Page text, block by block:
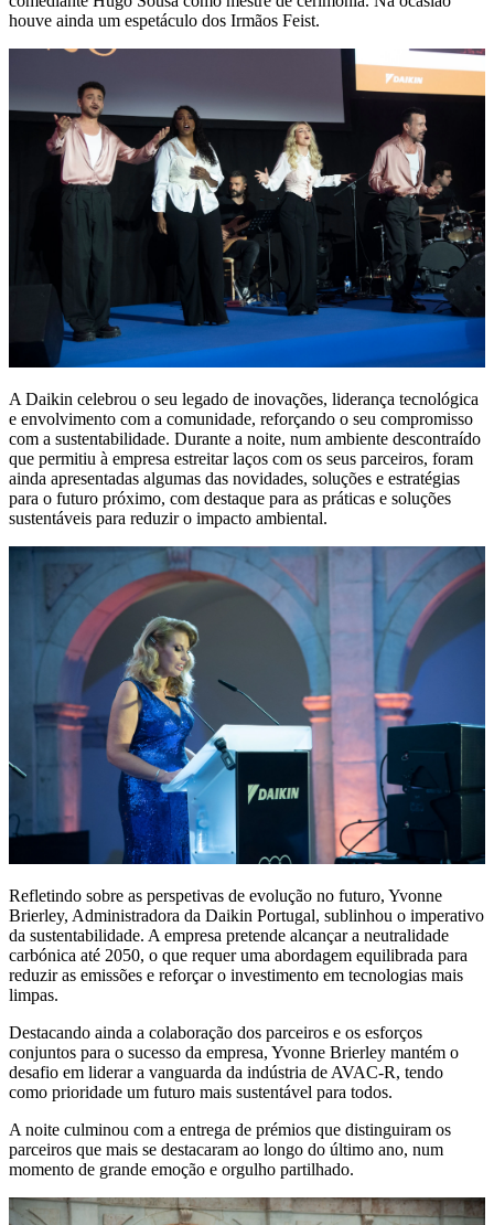
houve ainda um espetáculo dos Irmãos Feist.
A Daikin celebrou o seu legado de inovações, liderança tecnológica
e envolvimento com a comunidade, reforçando o seu compromisso
com a sustentabilidade. Durante a noite, num ambiente descontraído
que permitiu à empresa estreitar laços com os seus parceiros, foram
ainda apresentadas algumas das novidades, soluções e estratégias
para o futuro próximo, com destaque para as práticas e soluções
sustentáveis para reduzir o impacto ambiental.
Refletindo sobre as perspetivas de evolução no futuro, Yvonne
Brierley, Administradora da Daikin Portugal, sublinhou o imperativo
da sustentabilidade. A empresa pretende alcançar a neutralidade
carbónica até 2050, o que requer uma abordagem equilibrada para
reduzir as emissões e reforçar o investimento em tecnologias mais
limpas.
Destacando ainda a colaboração dos parceiros e os esforços
conjuntos para o sucesso da empresa, Yvonne Brierley mantém o
desafio em liderar a vanguarda da indústria de AVAC-R, tendo
como prioridade um futuro mais sustentável para todos.
A noite culminou com a entrega de prémios que distinguiram os
parceiros que mais se destacaram ao longo do último ano, num
momento de grande emoção e orgulho partilhado.